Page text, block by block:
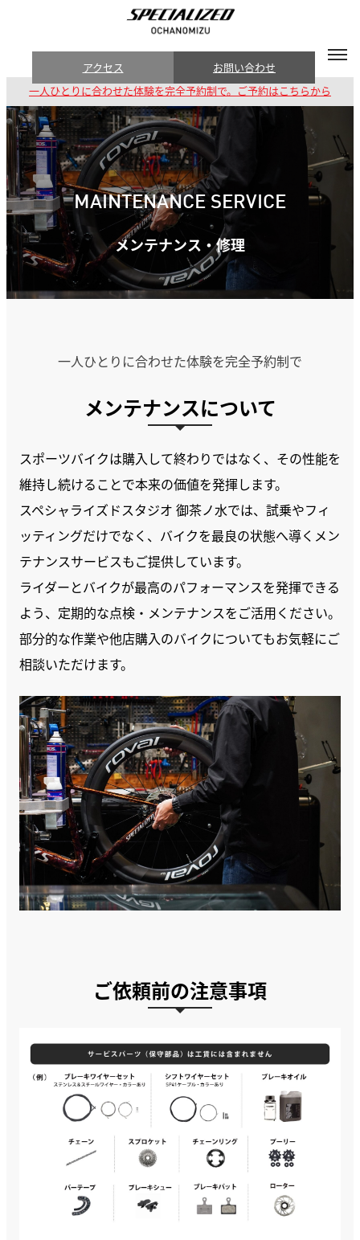
アクセス お問い合わせ
一人ひとりに合わせた体験を完全予約制で。ご予約はこちらから
MAINTENANCE SERVICE
メンテナンス・修理
一人ひとりに合わせた体験を完全予約制で
メンテナンスについて
スポーツバイクは購入して終わりではなく、その性能を
維持し続けることで本来の価値を発揮します。
スペシャライズドスタジオ 御茶ノ水では、試乗やフィ
ッティングだけでなく、バイクを最良の状態へ導くメン
テナンスサービスもご提供しています。
ライダーとバイクが最高のパフォーマンスを発揮できる
よう、定期的な点検・メンテナンスをご活用ください。
部分的な作業や他店購入のバイクについてもお気軽にご
相談いただけます。
ご依頼前の注意事項